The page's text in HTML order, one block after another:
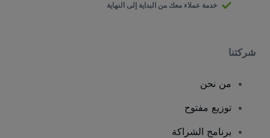
خدمة عملاء معك من البداية إلى النهاية
شركتنا
من نحن
توزيع مفتوح
برنامج الشراكة